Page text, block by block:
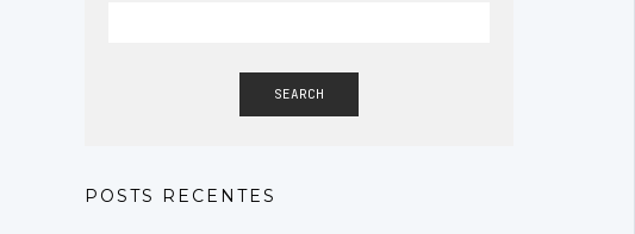
SEARCH
POSTS RECENTES